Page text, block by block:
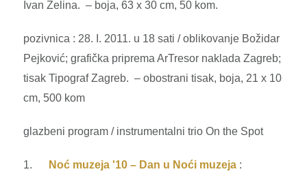
Ivan Zelina. – boja, 63 x 30 cm, 50 kom.
pozivnica : 28. I. 2011. u 18 sati / oblikovanje Božidar
Pejković; grafička priprema ArTresor naklada Zagreb;
tisak Tipograf Zagreb. – obostrani tisak, boja, 21 x 10
cm, 500 kom
glazbeni program / instrumentalni trio On the Spot
1. Noć muzeja '10 – Dan u Noći muzeja :